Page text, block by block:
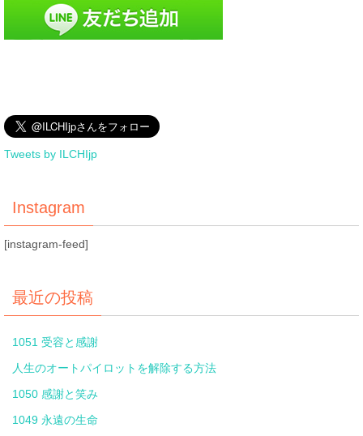
Tweets by ILCHIjp
Instagram
[instagram-feed]
最近の投稿
1051 受容と感謝
人生のオートパイロットを解除する方法
1050 感謝と笑み
1049 永遠の生命